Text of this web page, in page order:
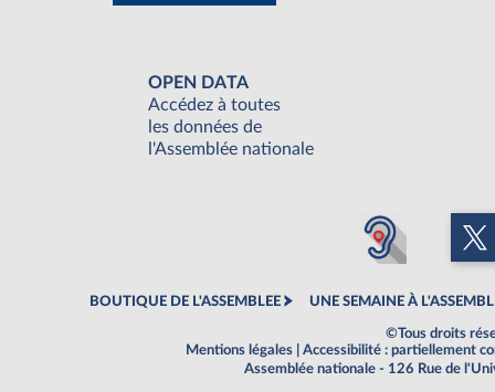
OPEN DATA
Accédez à toutes
les données de
l'Assemblée nationale
BOUTIQUE DE L'ASSEMBLEE UNE SEMAINE À
©Tous droits
Mentions légales
Accessibilité : partiellement
Assemblée nationale - 126 Rue de